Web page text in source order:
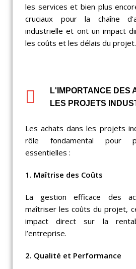
les services et bien plus
cruciaux pour la chaîne
industrielle et ont un impact
les coûts et les délais du projet.
L'IMPORTANCE DES
LES PROJETS
Les achats dans les projets
rôle fondamental pour
essentielles :
1. Maîtrise des Coûts
La gestion efficace des
maîtriser les coûts du projet,
impact direct sur la
l’entreprise.
2. Qualité et Performance